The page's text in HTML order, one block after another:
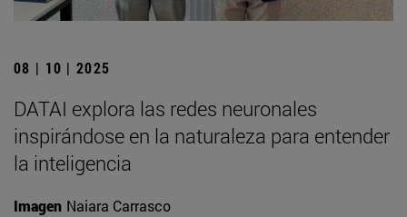
08 | 10 | 2025
DATAI explora las redes neuronales
inspirándose en la naturaleza para entender
la inteligencia
Imagen Naiara Carrasco